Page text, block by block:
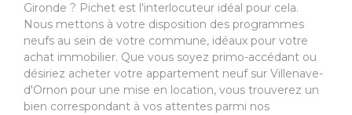
Gironde ? Pichet est l'interlocuteur idéal pour cela.
Nous mettons à votre disposition des programmes
neufs au sein de votre commune, idéaux pour votre
achat immobilier. Que vous soyez primo-accédant ou
désiriez acheter votre appartement neuf sur Villenave-
d'Ornon pour une mise en location, vous trouverez un
bien correspondant à vos attentes parmi nos